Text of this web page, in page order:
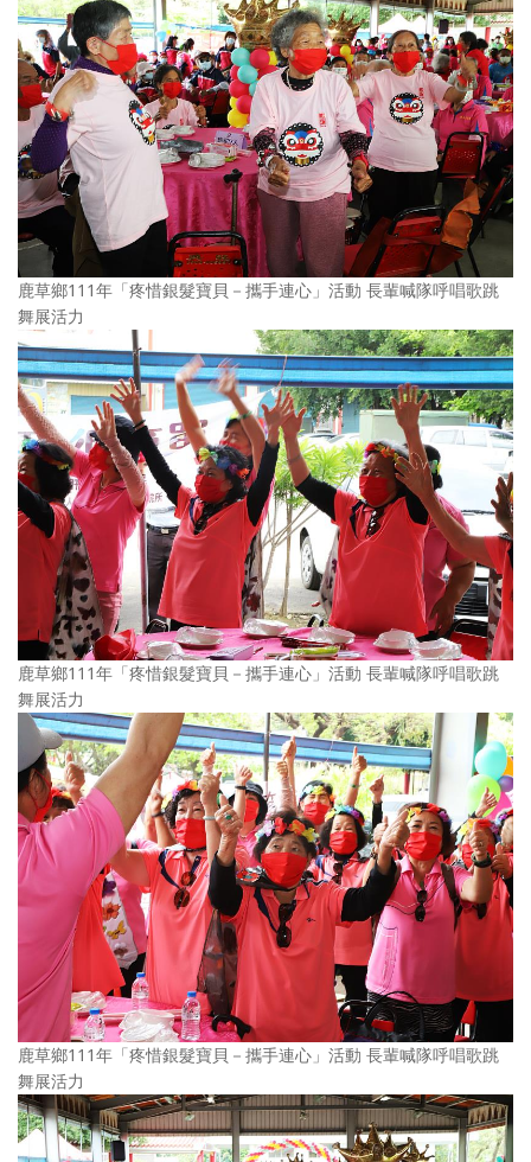
鹿草鄉111年「疼惜銀髮寶貝－攜手連心」活動 長輩喊隊呼唱歌跳
舞展活力
鹿草鄉111年「疼惜銀髮寶貝－攜手連心」活動 長輩喊隊呼唱歌跳
舞展活力
鹿草鄉111年「疼惜銀髮寶貝－攜手連心」活動 長輩喊隊呼唱歌跳
舞展活力